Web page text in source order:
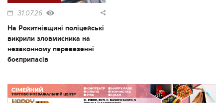
31.07.26
На Рокитнівщині поліцейські
викрили зловмисника на
незаконному перевезенні
боєприпасів